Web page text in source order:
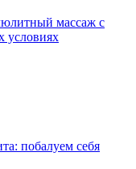
массаж с
условиях
побалуем себя